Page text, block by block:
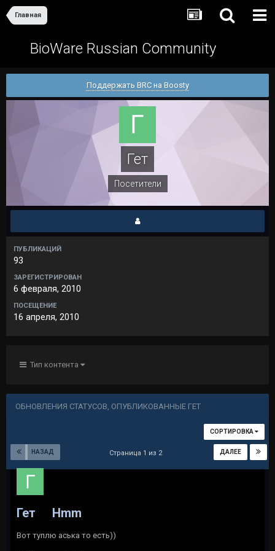
Главная
BioWare Russian Community
Поддержать BRC на Boosty
Гет
Посетители
ПУБЛИКАЦИЙ
93
ЗАРЕГИСТРИРОВАН
6 февраля, 2010
ПОСЕЩЕНИЕ
16 апреля, 2010
Тип контента
ОБНОВЛЕНИЯ СТАТУСОВ, ОПУБЛИКОВАННЫЕ ГЕТ
СОРТИРОВКА
НАЗАД ДАЛЕЕ
Страница 1 из 2
Гет Hmm
Вот туплю аська то есть))